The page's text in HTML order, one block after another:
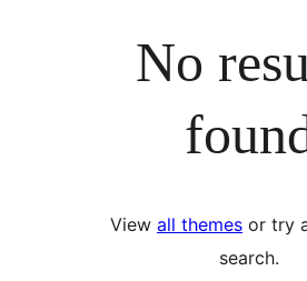
No
View all themes or try
search.